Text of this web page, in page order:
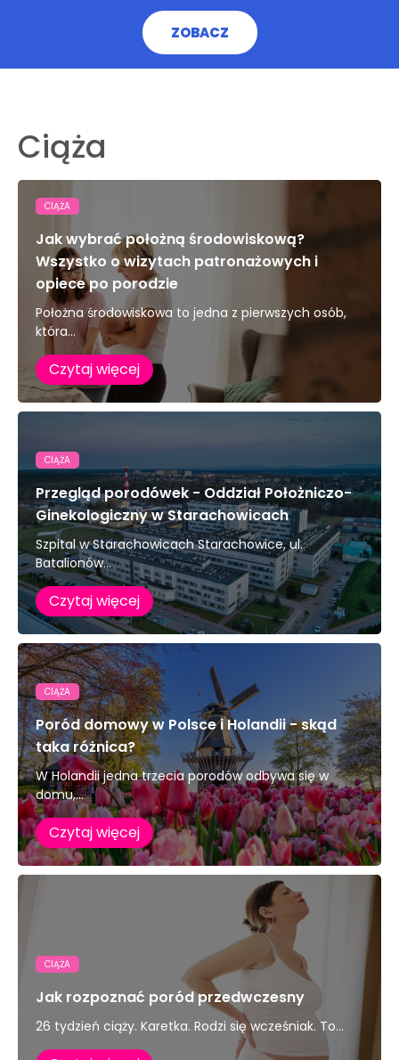
ZOBACZ
Ciąża
CIĄŻA
Jak wybrać położną środowiskową?
Wszystko o wizytach patronażowych i
opiece po porodzie
Położna środowiskowa to jedna z pierwszych osób,
która...
Czytaj więcej
CIĄŻA
Przegląd porodówek - Oddział Położniczo-
Ginekologiczny w Starachowicach
Szpital w Starachowicach Starachowice, ul.
Batalionów...
Czytaj więcej
CIĄŻA
Poród domowy w Polsce i Holandii - skąd
taka różnica?
W Holandii jedna trzecia porodów odbywa się w
domu,...
Czytaj więcej
CIĄŻA
Jak rozpoznać poród przedwczesny
26 tydzień ciąży. Karetka. Rodzi się wcześniak. To...